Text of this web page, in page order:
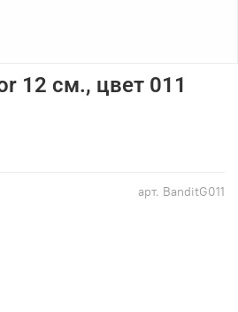
арт. BanditG011
12 см., цвет 011